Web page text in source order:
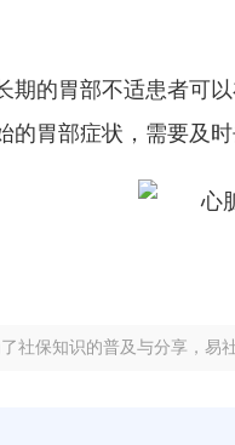
期的胃部不适患者可
的胃部症状，需要及时
社保知识的普及与分享，易